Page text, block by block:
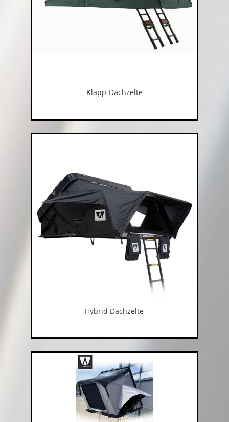
Klapp-Dachzelte
Hybrid Dachzelte